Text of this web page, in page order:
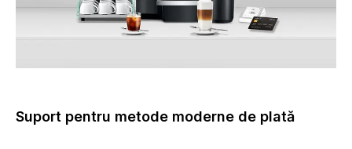
Suport pentru metode moderne de plată